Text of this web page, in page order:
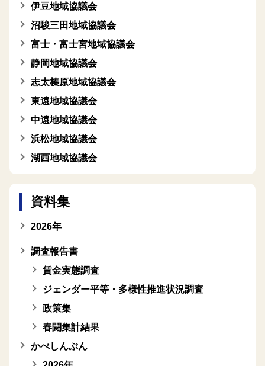
伊豆地域協議会
沼駿三田地域協議会
富士・富士宮地域協議会
静岡地域協議会
志太榛原地域協議会
東遠地域協議会
中遠地域協議会
浜松地域協議会
湖西地域協議会
資料集
2026年
調査報告書
賃金実態調査
ジェンダー平等・多様性推進状況調査
政策集
春闘集計結果
かべしんぶん